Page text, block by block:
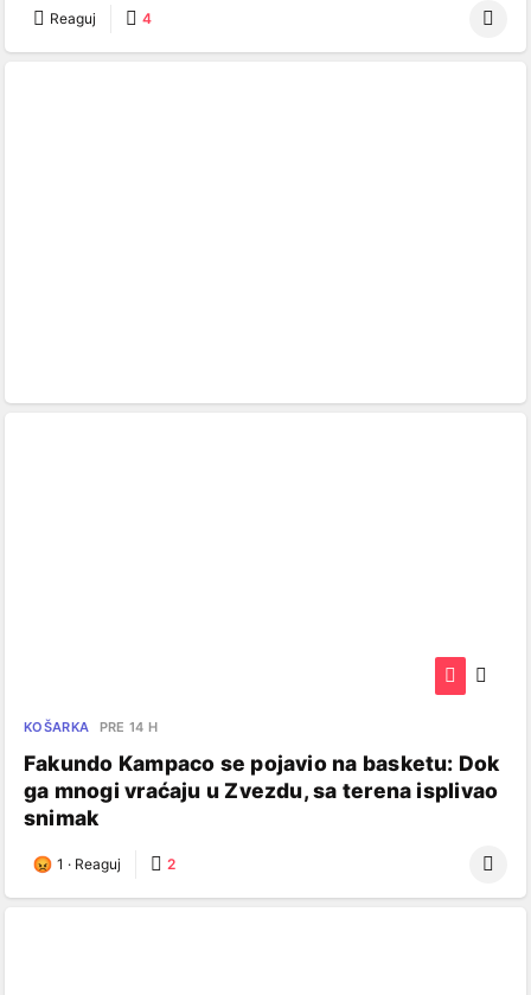
Reaguj 4
KOŠARKA PRE 14 H
Fakundo Kampaco se pojavio na basketu: Dok
ga mnogi vraćaju u Zvezdu, sa terena isplivao
snimak
1 · Reaguj 2